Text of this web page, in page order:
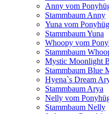
Anny vom
Stammbaum Anny
Yuna vom
Stammbaum Yuna
Whoopy vom
Stammbaum
Mystic Moonlight
Stammbaum Blue
Hyena`s Dream
Stammbaum Arya
Nelly vom
Stammbaum Nelly